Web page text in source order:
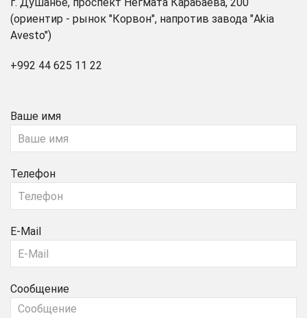
(ориентир - рынок "Корвон", напротив завода "Akia
Avesto")
+992 44 625 11 22
Ваше имя
Телефон
E-Mail
Сообщение